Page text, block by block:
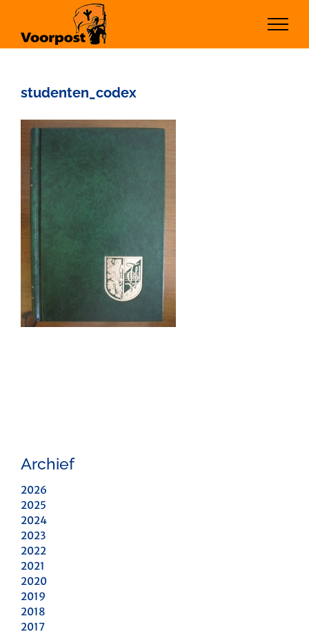
inhoud
studenten_codex
Archief
2026
2025
2024
2023
2022
2021
2020
2019
2018
2017